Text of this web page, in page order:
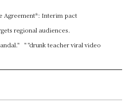
Agreement*: Interim pact
regional audiences.
" "drunk teacher viral video